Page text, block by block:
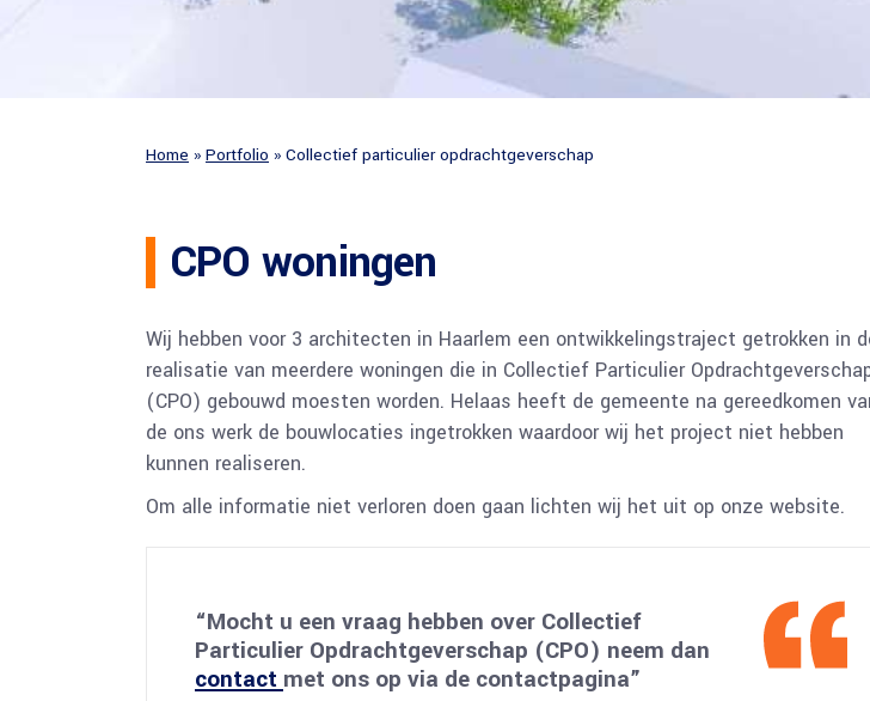
Ontwerptekening
Bestektekeningen
Constructietekeningen
Tekening opvragen
2D Bouwtekening
Splitsingstekeningen
Slooptekeningen
Spuiventilatieberekening
Constructietekeningen
Splitsingstekeningen
Slooptekeningen
Home » Portfolio » Collectief particulier opdrachtgeverschap
CPO woningen
Wij hebben voor 3 architecten in Haarlem een ontwikkelingstraject getrokken in
realisatie van meerdere woningen die in Collectief Particulier
(CPO) gebouwd moesten worden. Helaas heeft de gemeente na gereedkomen
de ons werk de bouwlocaties ingetrokken waardoor wij het project niet hebben
kunnen realiseren.
Om alle informatie niet verloren doen gaan lichten wij het uit op onze website.
“Mocht u een vraag hebben over Collectief
Particulier Opdrachtgeverschap (CPO) neem dan
contact met ons op via de contactpagina”